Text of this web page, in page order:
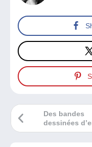
Des bandes
dessinées
qui viennent